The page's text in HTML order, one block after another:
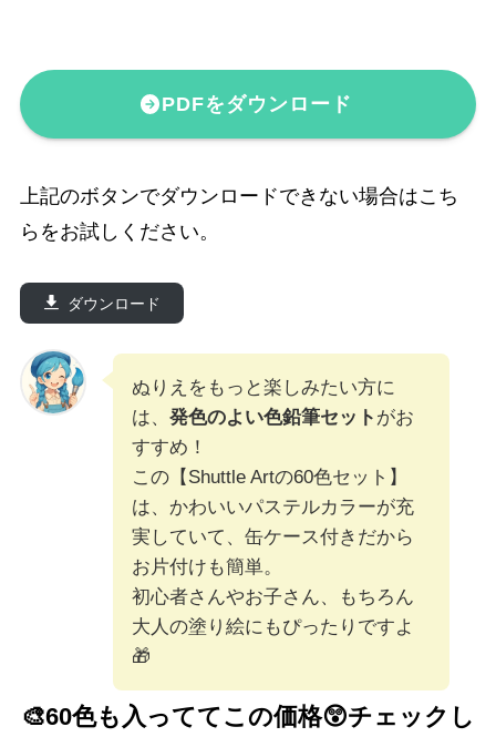
PDFをダウンロード
上記のボタンでダウンロードできない場合はこち
らをお試しください。
ダウンロード
ぬりえをもっと楽しみたい方に
は、 発色のよい色鉛筆セット がお
すすめ！
この【Shuttle Artの60色セット】
は、かわいいパステルカラーが充
実していて、缶ケース付きだから
お片付けも簡単。
初心者さんやお子さん、もちろん
大人の塗り絵にもぴったりですよ
🎁
🎨60色も入っててこの価格😲チェックし